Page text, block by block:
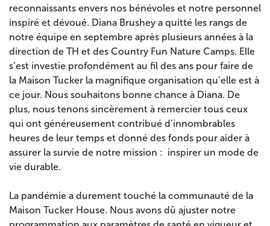
reconnaissants envers nos bénévoles et notre personnel
inspiré et dévoué. Diana Brushey a quitté les rangs de
notre équipe en septembre après plusieurs années à la
direction de TH et des Country Fun Nature Camps. Elle
s’est investie profondément au fil des ans pour faire de
la Maison Tucker la magnifique organisation qu’elle est à
ce jour. Nous souhaitons bonne chance à Diana. De
plus, nous tenons sincèrement à remercier tous ceux
qui ont généreusement contribué d’innombrables
heures de leur temps et donné des fonds pour aider à
assurer la survie de notre mission : inspirer un mode de
vie durable.
La pandémie a durement touché la communauté de la
Maison Tucker House. Nous avons dû ajuster notre